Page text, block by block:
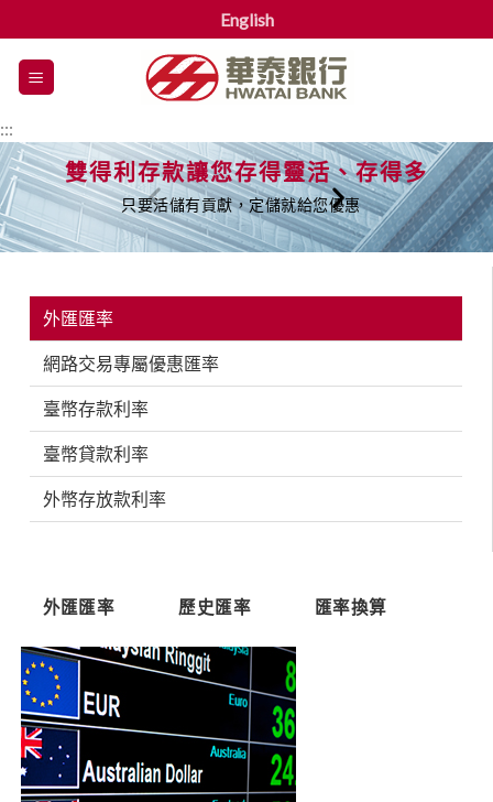
English
堡
:::
雙得利存款讓您存得靈活、存得多
只要活儲有貢獻，定儲就給您優惠
外匯匯率
網路交易專屬優惠匯率
臺幣存款利率
臺幣貸款利率
外幣存放款利率
外匯匯率
外匯匯率 歷史匯率 匯率換算